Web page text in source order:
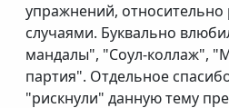
упражнений,
случаями. Буквально
мандалы", "Соул-коллаж",
партия". Отдельное
"рискнули" данную тему